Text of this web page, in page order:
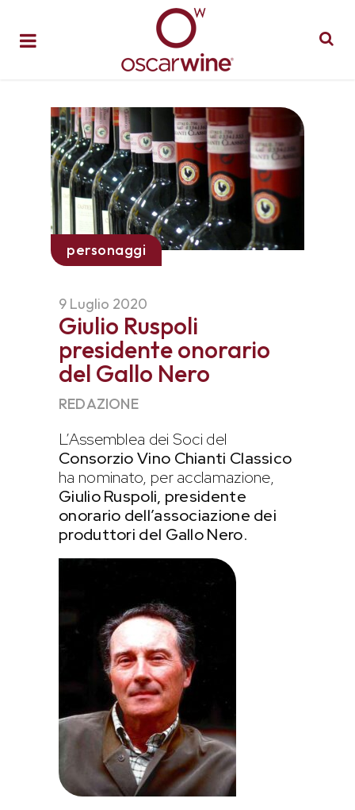
personaggi
9 Luglio 2020
Giulio Ruspoli
presidente onorario
del Gallo Nero
REDAZIONE
L’Assemblea dei Soci del
Consorzio Vino Chianti Classico
ha nominato, per acclamazione,
Giulio Ruspoli, presidente
onorario dell’associazione dei
produttori del Gallo Nero.